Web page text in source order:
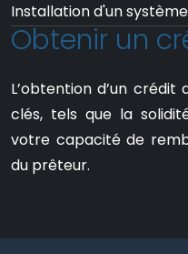
Installation d'un
Obtenir un
L’obtention d’un
clés, tels que la
votre capacité de
du prêteur.